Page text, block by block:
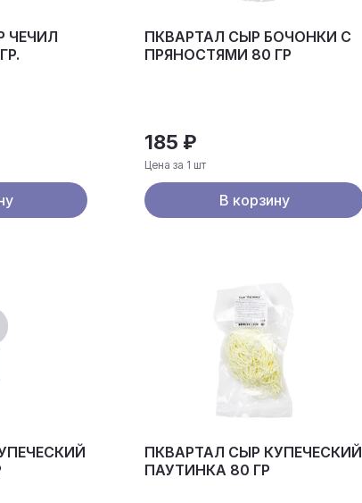
ЧЕЧИЛ
ПКВАРТАЛ СЫР БОЧОНКИ С
ПРЯНОСТЯМИ 80 ГР
185 ₽
Цена за 1 шт
В корзину
ПКВАРТАЛ СЫР КУПЕЧЕСКИЙ
ПАУТИНКА 80 ГР